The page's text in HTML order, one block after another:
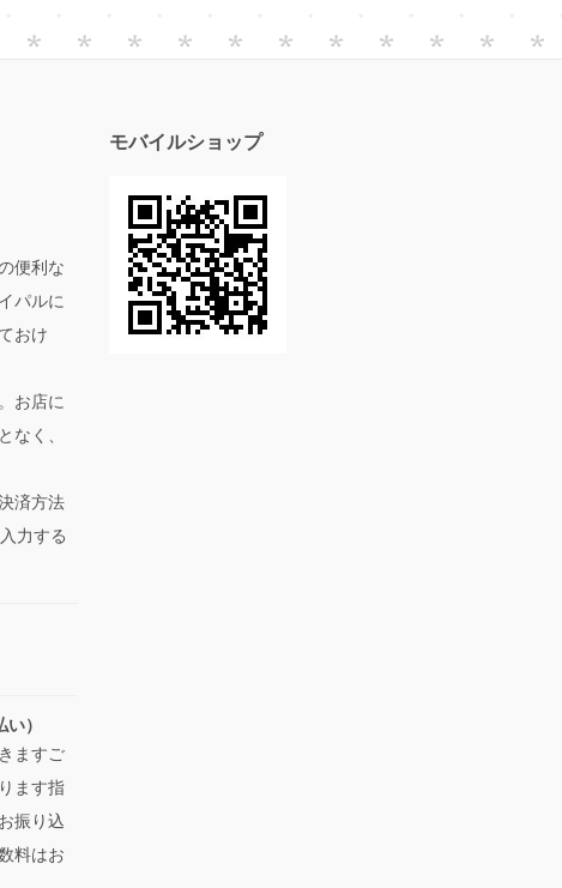
便利な
パルに
おけ
お店に
なく、
済方法
力する
）
ますご
ます指
振り込
料はお
モバイルショップ